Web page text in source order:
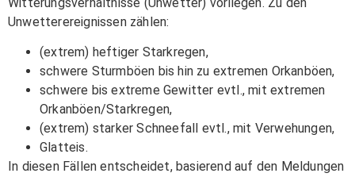
Unwetterereignissen zählen:
(extrem) heftiger Starkregen,
schwere Sturmböen bis hin zu extremen Orkanböen,
schwere bis extreme Gewitter evtl., mit extremen
Orkanböen/Starkregen,
(extrem) starker Schneefall evtl., mit Verwehungen,
Glatteis.
In diesen Fällen entscheidet, basierend auf den Meldungen